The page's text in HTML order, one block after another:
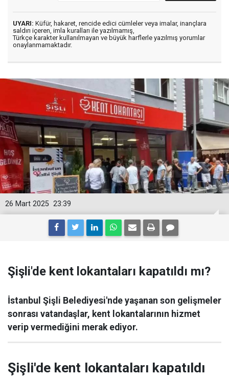
UYARI: Küfür, hakaret, rencide edici cümleler veya imalar, inançlara
saldırı içeren, imla kuralları ile yazılmamış,
Türkçe karakter kullanılmayan ve büyük harflerle yazılmış yorumlar
onaylanmamaktadır.
23:39
26 Mart 2025
Şişli'de kent lokantaları kapatıldı mı?
İstanbul Şişli Belediyesi'nde yaşanan son gelişmeler
sonrası vatandaşlar, kent lokantalarının hizmet
verip vermediğini merak ediyor.
Şişli'de kent lokantaları kapatıldı